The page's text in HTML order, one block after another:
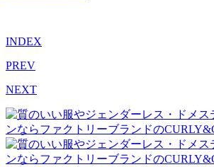
INDEX
PREV
NEXT